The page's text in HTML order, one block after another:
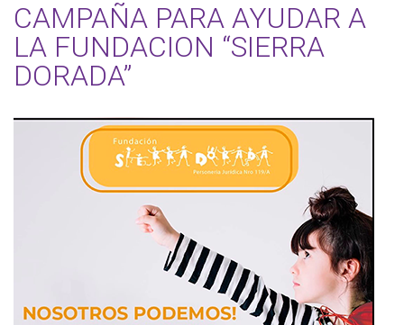
CAMPAÑA PARA AYUDAR A
LA FUNDACION “SIERRA
DORADA”